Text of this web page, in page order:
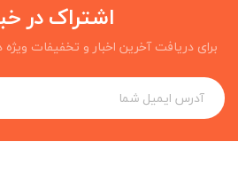
اشتراک در
برای دریافت آخرین اخبار و تخفیفات